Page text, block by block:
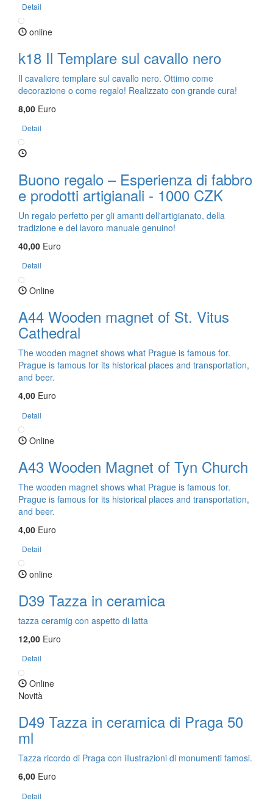
Detail
online
k18 Il Templare sul cavallo nero
Il cavaliere templare sul cavallo nero. Ottimo come
decorazione o come regalo! Realizzato con grande cura!
8,00 Euro
Detail
Buono regalo – Esperienza di fabbro
e prodotti artigianali - 1000 CZK
Un regalo perfetto per gli amanti dell'artigianato, della
tradizione e del lavoro manuale genuino!
40,00 Euro
Detail
Online
A44 Wooden magnet of St. Vitus
Cathedral
The wooden magnet shows what Prague is famous for.
Prague is famous for its historical places and transportation,
and beer.
4,00 Euro
Detail
Online
A43 Wooden Magnet of Tyn Church
The wooden magnet shows what Prague is famous for.
Prague is famous for its historical places and transportation,
and beer.
4,00 Euro
Detail
online
D39 Tazza in ceramica
tazza ceramig con aspetto di latta
12,00 Euro
Detail
Online
Novità
D49 Tazza in ceramica di Praga 50
ml
Tazza ricordo di Praga con illustrazioni di monumenti famosi.
6,00 Euro
Detail